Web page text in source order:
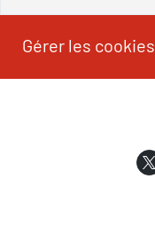
Gérer les cookies